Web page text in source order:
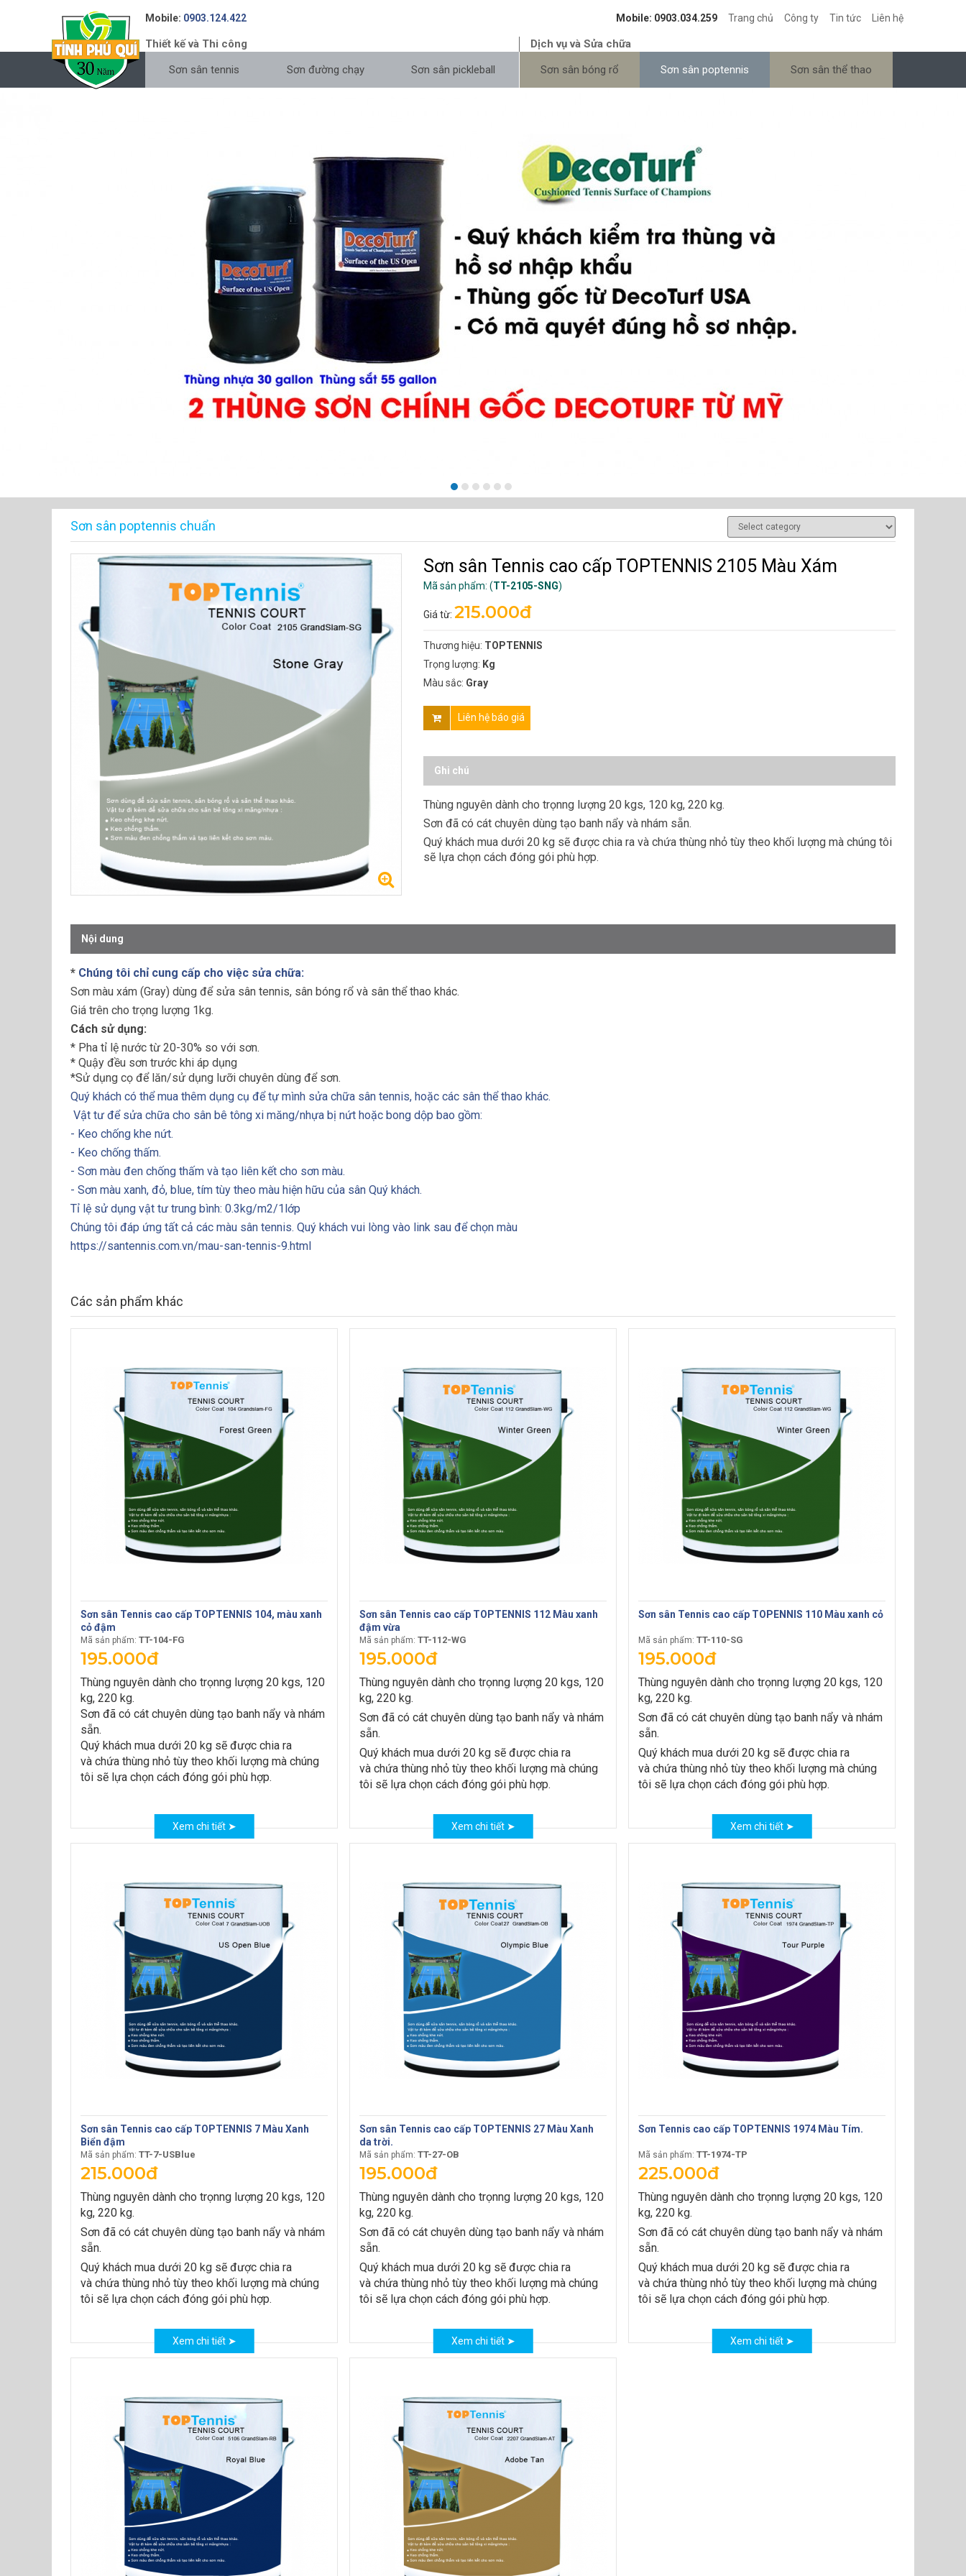
Mobile: 0903.034.259 Trang chủ Công ty Tin tức Liên hệ
Mobile: 0903.124.422
Thiết kế và Thi công
Dịch vụ và Sửa chữa
Sơn sân tennis
Sơn đường chạy Sơn sân pickleball Sơn sân bóng rổ Sơn sân poptennis Sơn sân thể thao
Sơn sân poptennis chuẩn
Sơn sân Tennis cao cấp TOPTENNIS 2105 Màu Xám
Mã sản phẩm: (TT-2105-SNG)
Giá từ: 215.000đ
Thương hiệu: TOPTENNIS
Trọng lượng: Kg
Màu sắc: Gray
Liên hệ báo giá
Ghi chú
Thùng nguyên dành cho trọnng lượng 20 kgs, 120 kg, 220 kg.
Sơn đã có cát chuyên dùng tạo banh nẩy và nhám sẵn.
Quý khách mua dưới 20 kg sẽ được chia ra và chứa thùng nhỏ tùy theo khối lượng mà chúng tôi
sẽ lựa chọn cách đóng gói phù hợp.
Nội dung
* Chúng tôi chỉ cung cấp cho việc sửa chữa:
Sơn màu xám (Gray) dùng để sửa sân tennis, sân bóng rổ và sân thể thao khác.
Giá trên cho trọng lượng 1kg.
Cách sử dụng:
* Pha tỉ lệ nước từ 20-30% so với sơn.
* Quậy đều sơn trước khi áp dụng
*Sử dụng cọ để lăn/sử dụng lưỡi chuyên dùng để sơn.
Quý khách có thể mua thêm dụng cụ để tự mình sửa chữa sân tennis, hoặc các sân thể thao khác.
Vật tư để sửa chữa cho sân bê tông xi măng/nhựa bị nứt hoặc bong dộp bao gồm:
- Keo chống khe nứt.
- Keo chống thấm.
- Sơn màu đen chống thấm và tạo liên kết cho sơn màu.
- Sơn màu xanh, đỏ, blue, tím tùy theo màu hiện hữu của sân Quý khách.
Tỉ lệ sử dụng vật tư trung bình: 0.3kg/m2/1lớp
Chúng tôi đáp ứng tất cả các màu sân tennis. Quý khách vui lòng vào link sau để chọn màu
https://santennis.com.vn/mau-san-tennis-9.html
Các sản phẩm khác
Sơn sân Tennis cao cấp TOPTENNIS 104, màu xanh
cỏ đậm
Mã sản phẩm: TT-104-FG
195.000đ
Thùng nguyên dành cho trọnng lượng 20 kgs, 120
kg, 220 kg.
Sơn đã có cát chuyên dùng tạo banh nẩy và nhám
sẵn.
Quý khách mua dưới 20 kg sẽ được chia ra
và chứa thùng nhỏ tùy theo khối lượng mà chúng
tôi sẽ lựa chọn cách đóng gói phù hợp.
Xem chi tiết ➤
Sơn sân Tennis cao cấp TOPTENNIS 112 Màu xanh
đậm vừa
Mã sản phẩm: TT-112-WG
195.000đ
Thùng nguyên dành cho trọnng lượng 20 kgs, 120
kg, 220 kg.
Sơn đã có cát chuyên dùng tạo banh nẩy và nhám
sẵn.
Quý khách mua dưới 20 kg sẽ được chia ra
và chứa thùng nhỏ tùy theo khối lượng mà chúng
tôi sẽ lựa chọn cách đóng gói phù hợp.
Xem chi tiết ➤
Sơn sân Tennis cao cấp TOPENNIS 110 Màu xanh cỏ
Mã sản phẩm: TT-110-SG
195.000đ
Thùng nguyên dành cho trọnng lượng 20 kgs, 120
kg, 220 kg.
Sơn đã có cát chuyên dùng tạo banh nẩy và nhám
sẵn.
Quý khách mua dưới 20 kg sẽ được chia ra
và chứa thùng nhỏ tùy theo khối lượng mà chúng
tôi sẽ lựa chọn cách đóng gói phù hợp.
Xem chi tiết ➤
Sơn sân Tennis cao cấp TOPTENNIS 7 Màu Xanh
Biển đậm
Mã sản phẩm: TT-7-USBlue
215.000đ
Thùng nguyên dành cho trọnng lượng 20 kgs, 120
kg, 220 kg.
Sơn đã có cát chuyên dùng tạo banh nẩy và nhám
sẵn.
Quý khách mua dưới 20 kg sẽ được chia ra
và chứa thùng nhỏ tùy theo khối lượng mà chúng
tôi sẽ lựa chọn cách đóng gói phù hợp.
Xem chi tiết ➤
Sơn sân Tennis cao cấp TOPTENNIS 27 Màu Xanh
da trời.
Mã sản phẩm: TT-27-OB
195.000đ
Thùng nguyên dành cho trọnng lượng 20 kgs, 120
kg, 220 kg.
Sơn đã có cát chuyên dùng tạo banh nẩy và nhám
sẵn.
Quý khách mua dưới 20 kg sẽ được chia ra
và chứa thùng nhỏ tùy theo khối lượng mà chúng
tôi sẽ lựa chọn cách đóng gói phù hợp.
Xem chi tiết ➤
Sơn Tennis cao cấp TOPTENNIS 1974 Màu Tím.
Mã sản phẩm: TT-1974-TP
225.000đ
Thùng nguyên dành cho trọnng lượng 20 kgs, 120
kg, 220 kg.
Sơn đã có cát chuyên dùng tạo banh nẩy và nhám
sẵn.
Quý khách mua dưới 20 kg sẽ được chia ra
và chứa thùng nhỏ tùy theo khối lượng mà chúng
tôi sẽ lựa chọn cách đóng gói phù hợp.
Xem chi tiết ➤